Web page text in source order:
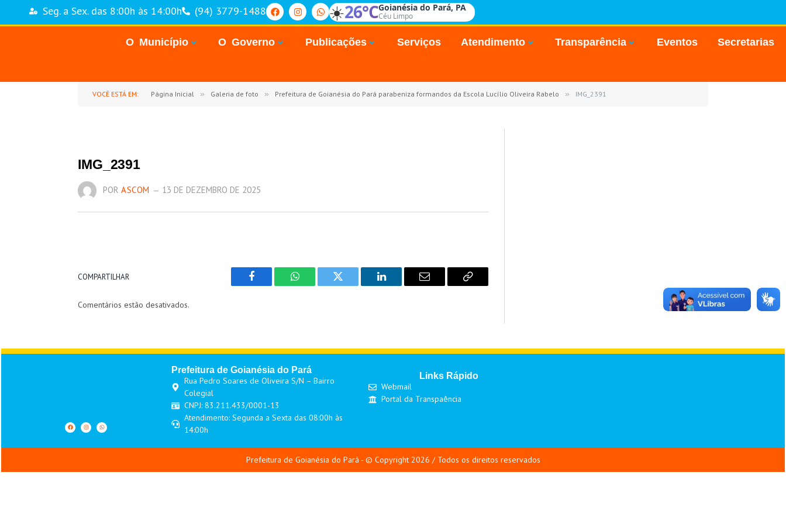
Seg. a Sex. das 8:00h às 14:00h (94) 3779-1488 ☀️26°CGoianésia do Pará, PA
Céu Limpo
O Município O Governo Publicações Serviços Atendimento Transparência Eventos Secretarias
VOCÊ ESTÁ EM: Página Inicial » Galeria de foto » Prefeitura de Goianésia do Pará parabeniza formandos da Escola Lucílio Oliveira Rabelo » IMG_2391
IMG_2391
POR ASCOM 13 DE DEZEMBRO DE 2025
COMPARTILHAR
Facebook WhatsAppTwitter LinkedIn Email
Copy
Comentários estão desativados.
Prefeitura de Goianésia do Pará
Rua Pedro Soares de Oliveira S/N – Bairro
Colegial
CNPJ: 83.211.433/0001-13
Atendimento: Segunda a Sexta das 08:00h às
14:00h
Links Rápido
Webmail
Portal da Transpaência
Prefeitura de Goianésia do Pará - © Copyright 2026 / Todos os direitos reservados